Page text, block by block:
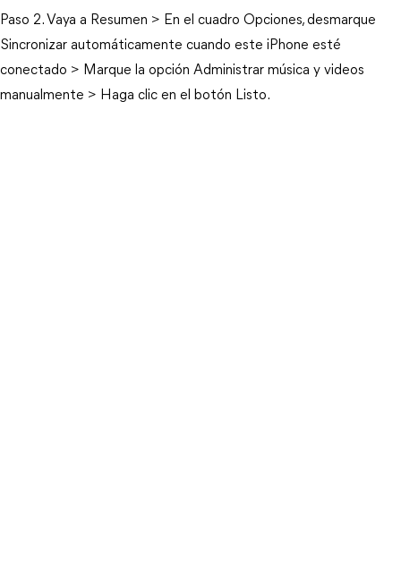
Paso 2. Vaya a Resumen > En el cuadro Opciones, desmarque
Sincronizar automáticamente cuando este iPhone esté
conectado > Marque la opción Administrar música y videos
manualmente > Haga clic en el botón Listo.